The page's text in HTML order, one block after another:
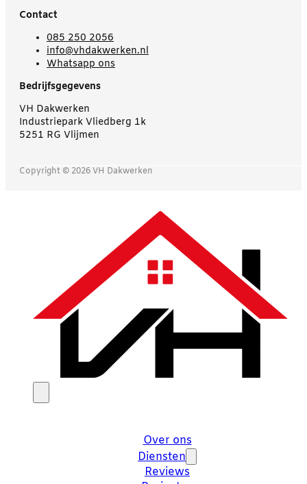
Contact
085 250 2056
info@vhdakwerken.nl
Whatsapp ons
Bedrijfsgegevens
VH Dakwerken
Industriepark Vliedberg 1k
5251 RG Vlijmen
Copyright © 2026 VH Dakwerken
Over ons
Diensten
Reviews